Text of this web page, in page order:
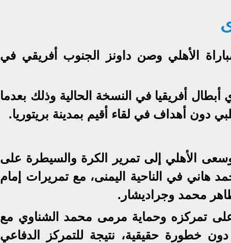
نتيجة التعادل الإيجابي 1-1 مباراة الأهلي وصن داونز الجنوب أفريقي في
أبطال أفريقيا في النسخة الحالية وذلك بعدما
دون أهداف في لقاء أقيم بمدينة بريتوريا.
الأهلي إلى تمرير الكرة والسيطرة على
هاني في الناحية اليمنى، مع تمريرات إمام
محمد وجراديشار.
الأهلي على تمركزه وحماية مرمى محمد الشناوي مع
خطورة حقيقية، نتيجة للتمركز الدفاعي